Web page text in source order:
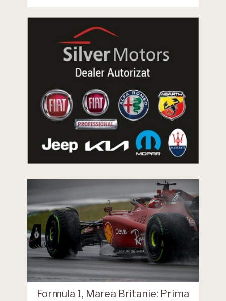
Formula 1, Marea Britanie: Prima